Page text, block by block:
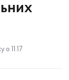
о 11:17